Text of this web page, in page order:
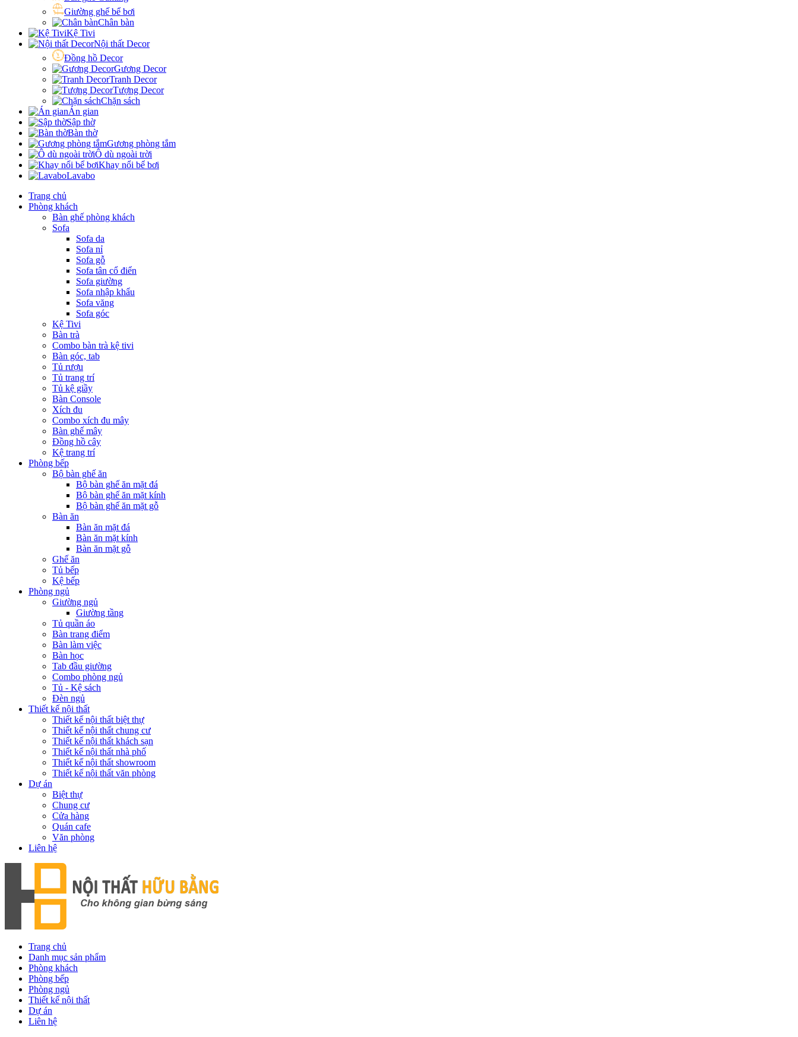
Giường ghế bể bơi
Chân bàn
Kệ Tivi
Nội thất Decor
Đồng hồ Decor
Gương Decor
Tranh Decor
Tượng Decor
Chặn sách
Án gian
Sập thờ
Bàn thờ
Gương phòng tắm
Ô dù ngoài trời
Khay nổi bể bơi
Lavabo
Trang chủ
Phòng khách
Bàn ghế phòng khách
Sofa
Sofa da
Sofa nỉ
Sofa gỗ
Sofa tân cổ điển
Sofa giường
Sofa nhập khẩu
Sofa văng
Sofa góc
Kệ Tivi
Bàn trà
Combo bàn trà kệ tivi
Bàn góc, tab
Tủ rượu
Tủ trang trí
Tủ kệ giầy
Bàn Console
Xích đu
Combo xích đu mây
Bàn ghế mây
Đồng hồ cây
Kệ trang trí
Phòng bếp
Bộ bàn ghế ăn
Bộ bàn ghế ăn mặt đá
Bộ bàn ghế ăn mặt kính
Bộ bàn ghế ăn mặt gỗ
Bàn ăn
Bàn ăn mặt đá
Bàn ăn mặt kính
Bàn ăn mặt gỗ
Ghế ăn
Tủ bếp
Kệ bếp
Phòng ngủ
Giường ngủ
Giường tầng
Tủ quần áo
Bàn trang điểm
Bàn làm việc
Bàn học
Tab đầu giường
Combo phòng ngủ
Tủ - Kệ sách
Đèn ngủ
Thiết kế nội thất
Thiết kế nội thất biệt thự
Thiết kế nội thất chung cư
Thiết kế nội thất khách sạn
Thiết kế nội thất nhà phố
Thiết kế nội thất showroom
Thiết kế nội thất văn phòng
Dự án
Biệt thự
Chung cư
Cửa hàng
Quán cafe
Văn phòng
Liên hệ
Trang chủ
Danh mục sản phẩm
Phòng khách
Phòng bếp
Phòng ngủ
Thiết kế nội thất
Dự án
Liên hệ